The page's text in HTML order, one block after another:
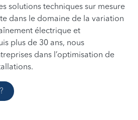
solutions techniques sur mesure
dans le domaine de la variation
électrique et
plus de 30 ans, nous
dans l’optimisation de